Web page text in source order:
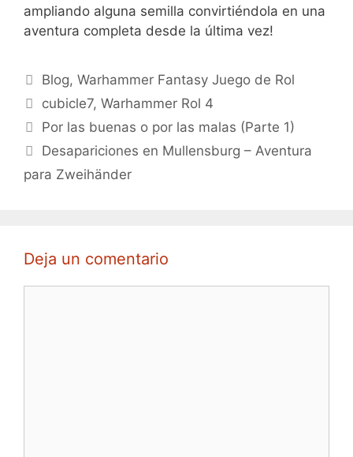
ampliando alguna semilla convirtiéndola en una
aventura completa desde la última vez!
Categorías
Blog,Warhammer Fantasy Juego de Rol
Etiquetas
cubicle7,Warhammer Rol 4
Por las buenas o por las malas (Parte 1)
Desapariciones en Mullensburg – Aventura
para Zweihänder
Deja un comentario